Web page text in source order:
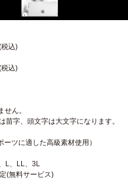
込)
込)
ん。
苗字、頭文字は大文字になります。
ツに適した高級素材使用）
L、LL、3L
(無料サービス)